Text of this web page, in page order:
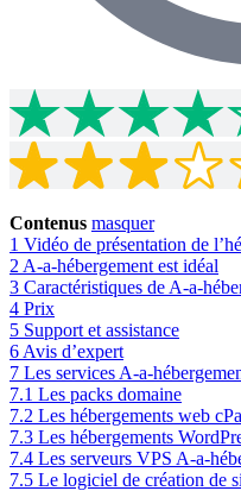
Contenus masquer
1 Vidéo de présentation de
2 A-a-hébergement est idéal
3 Caractéristiques de A-a-
4 Prix
5 Support et assistance
6 Avis d’expert
7 Les services A-a-
7.1 Les packs domaine
7.2 Les hébergements web
7.3 Les hébergements
7.4 Les serveurs VPS A-a-
7.5 Le logiciel de création de